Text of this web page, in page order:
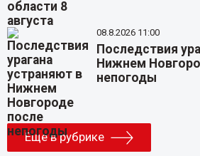
08.8.2026 11:00
Последствия
Нижнем
непогоды
Еще в рубрике